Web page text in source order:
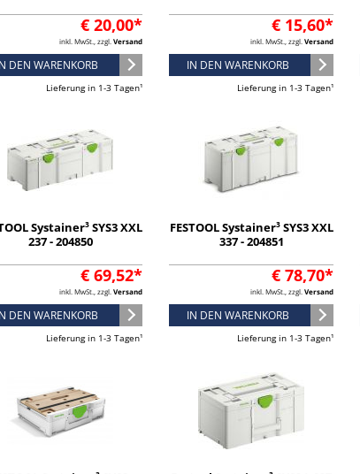
€ 20,00*
inkl. MwSt., zzgl. Versand
DEN WARENKORB
Lieferung in 1-3 Tagen¹
€ 15,60*
inkl. MwSt., zzgl. Versand
IN DEN WARENKORB
Lieferung in 1-3 Tagen¹
Systainer³ SYS3 XXL
237 - 204850
€ 69,52*
inkl. MwSt., zzgl. Versand
DEN WARENKORB
Lieferung in 1-3 Tagen¹
FESTOOL Systainer³ SYS3 XXL
337 - 204851
€ 78,70*
inkl. MwSt., zzgl. Versand
IN DEN WARENKORB
Lieferung in 1-3 Tagen¹